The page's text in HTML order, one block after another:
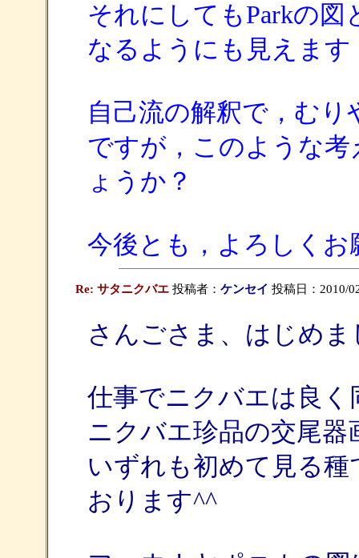
それにしてもParkの
なるようにも見えます
自己流の解釈で，むり
ですが，このような
ょうか？
今後とも，よろしく
Re: サタニクバエ投稿者： ケンセイ 投稿日：2010/
さんごさま、はじめま
仕事でニクバエは良
ニクバエ珍品の交尾
いずれも初めて見る
おります^^